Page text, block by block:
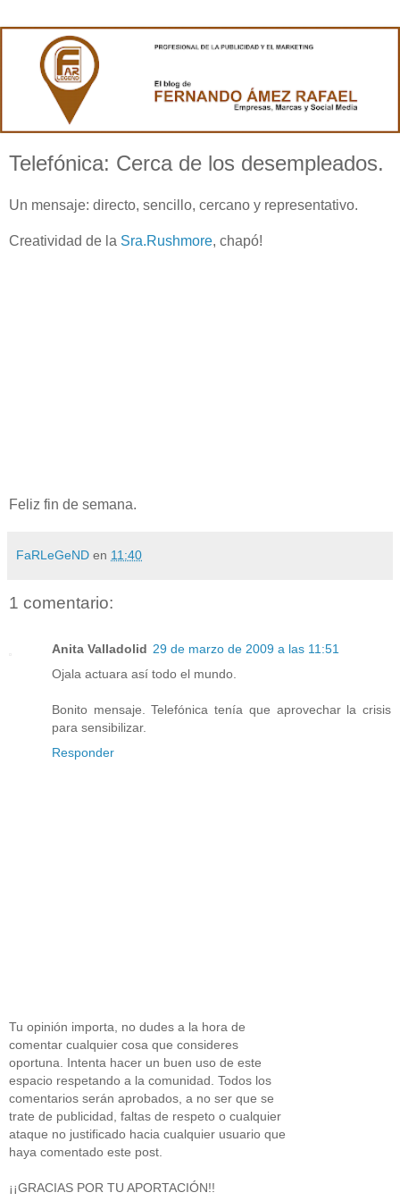
Telefónica: Cerca de los desempleados.
Un mensaje: directo, sencillo, cercano y representativo.
Creatividad de la Sra.Rushmore, chapó!
Feliz fin de semana.
FaRLeGeND en 11:40
1 comentario:
Anita Valladolid 29 de marzo de 2009 a las 11:51
Ojala actuara así todo el mundo.
Bonito mensaje. Telefónica tenía que aprovechar la crisis
para sensibilizar.
Responder
Tu opinión importa, no dudes a la hora de
comentar cualquier cosa que consideres
oportuna. Intenta hacer un buen uso de este
espacio respetando a la comunidad. Todos los
comentarios serán aprobados, a no ser que se
trate de publicidad, faltas de respeto o cualquier
ataque no justificado hacia cualquier usuario que
haya comentado este post.
¡¡GRACIAS POR TU APORTACIÓN!!